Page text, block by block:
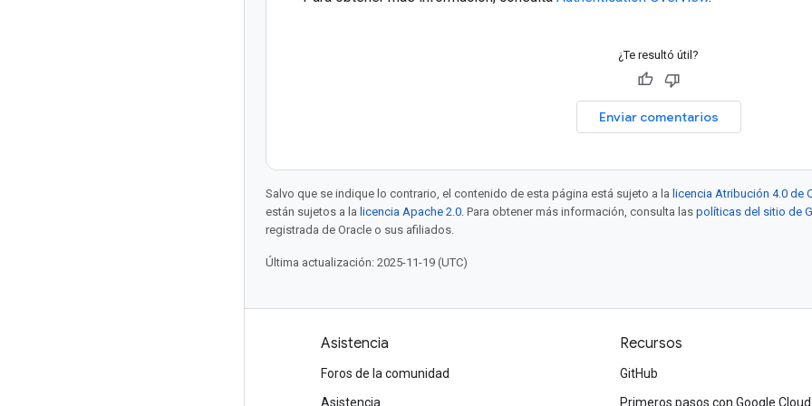
¿Te resultó útil?
Enviar comentarios
Salvo que se indique lo contrario, el contenido de esta página está sujeto a la licencia Atribución 4.0 de
están sujetos a la licencia Apache 2.0. Para obtener más información, consulta las políticas del sitio de
registrada de Oracle o sus afiliados.
Última actualización: 2025-11-19 (UTC)
Asistencia
Foros de la comunidad
Asistencia
Recursos
GitHub
Primeros pasos con Google Cloud